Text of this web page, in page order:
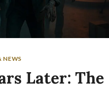
NEWS
Later: The